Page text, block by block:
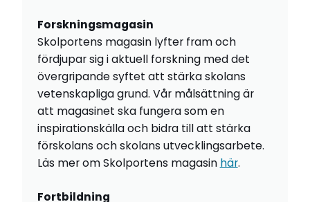
Forskningsmagasin
Skolportens magasin lyfter fram och
fördjupar sig i aktuell forskning med det
övergripande syftet att stärka skolans
vetenskapliga grund. Vår målsättning är
att magasinet ska fungera som en
inspirationskälla och bidra till att stärka
förskolans och skolans utvecklingsarbete.
Läs mer om Skolportens magasin här.
Fortbildning